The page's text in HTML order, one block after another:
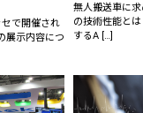
で開催され
展示内容につ
無人搬送車に
の技術性能と
するA […]